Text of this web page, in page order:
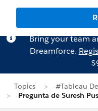
Bring your team
Dreamforce.
Topics
#Tableau
Pregunta de Suresh